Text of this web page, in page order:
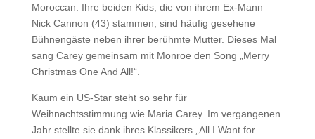
Moroccan. Ihre beiden Kids, die von ihrem Ex-Mann
Nick Cannon (43) stammen, sind häufig gesehene
Bühnengäste neben ihrer berühmte Mutter. Dieses Mal
sang Carey gemeinsam mit Monroe den Song „Merry
Christmas One And All!“.
Kaum ein US-Star steht so sehr für
Weihnachtsstimmung wie Maria Carey. Im vergangenen
Jahr stellte sie dank ihres Klassikers „All I Want for